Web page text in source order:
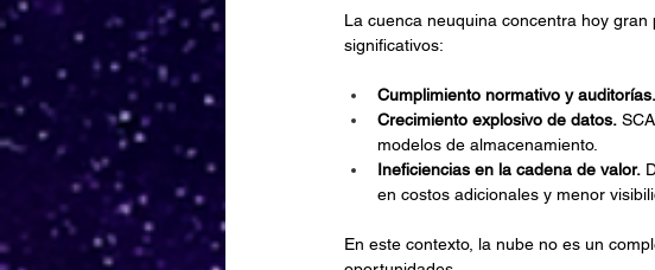
La cuenca neuquina concentra hoy
significativos:
Cumplimiento normativo y auditorías.
Crecimiento explosivo de datos.
modelos de almacenamiento.
Ineficiencias en la cadena de valor.
en costos adicionales y menor
En este contexto, la nube no es un